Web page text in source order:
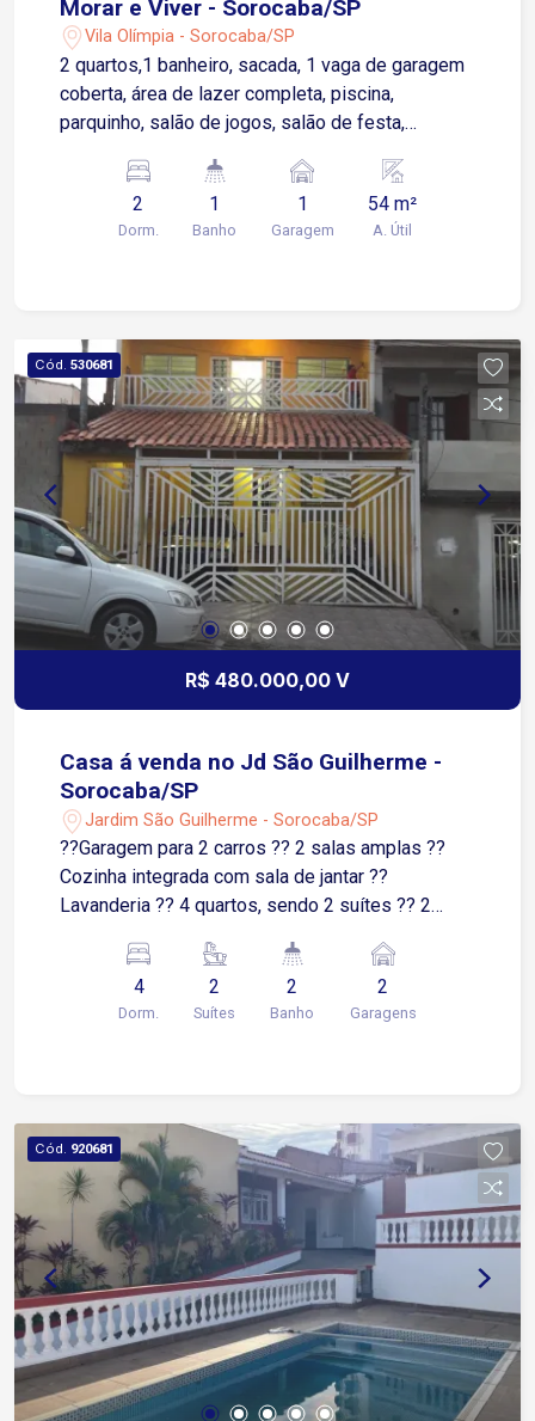
Morar e Viver - Sorocaba/SP
Vila Olímpia - Sorocaba/SP
2 quartos,1 banheiro, sacada, 1 vaga de garagem
coberta, área de lazer completa, piscina,
parquinho, salão de jogos, salão de festa,
2
Dorm.
1
Banho
1
Garagem
54 m²
A. Útil
Cód. 530681
R$ 480.000,00 V
Casa á venda no Jd São Guilherme -
Sorocaba/SP
Jardim São Guilherme - Sorocaba/SP
??Garagem para 2 carros ?? 2 salas amplas ??
Cozinha integrada com sala de jantar ??
Lavanderia ?? 4 quartos, sendo 2 suítes ?? 2
lenha ?? Forno de pizza ?? Espaço mobiliado e
pronto para receber amigos e família
4
Dorm.
2
Suítes
2
Banho
2
Garagens
Cód. 920681